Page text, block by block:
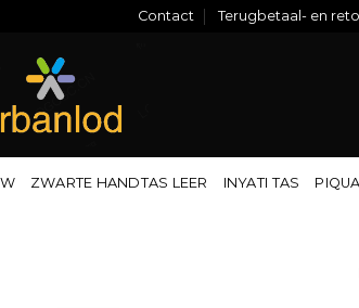
Contact Terugbetaal- en
ZWARTE HANDTAS LEER INYATI TAS